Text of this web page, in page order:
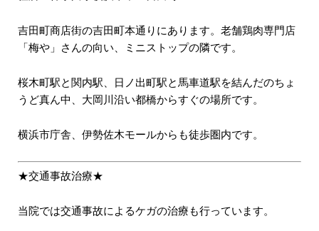
吉田町商店街の吉田町本通りにあります。老舗鶏肉専門店
「梅や」さんの向い、ミニストップの隣です。
桜木町駅と関内駅、日ノ出町駅と馬車道駅を結んだのちょ
うど真ん中、大岡川沿い都橋からすぐの場所です。
横浜市庁舎、伊勢佐木モールからも徒歩圏内です。
★交通事故治療★
当院では交通事故によるケガの治療も行っています。